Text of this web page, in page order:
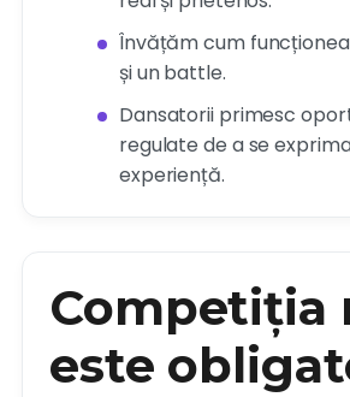
Învățăm cum
și un battle.
Dansatorii primesc
regulate de a se
experiență.
Competiția
este